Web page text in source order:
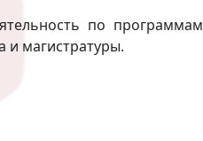
по программам
и магистратуры.